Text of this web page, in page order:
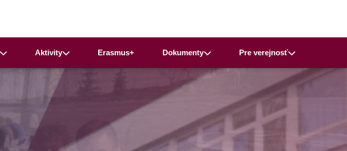
Aktivity Erasmus+ Dokumenty Pre verejnosť